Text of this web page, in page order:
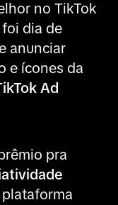
no TikTok
foi dia de
anunciar
e ícones da
Ad
pra
plataforma